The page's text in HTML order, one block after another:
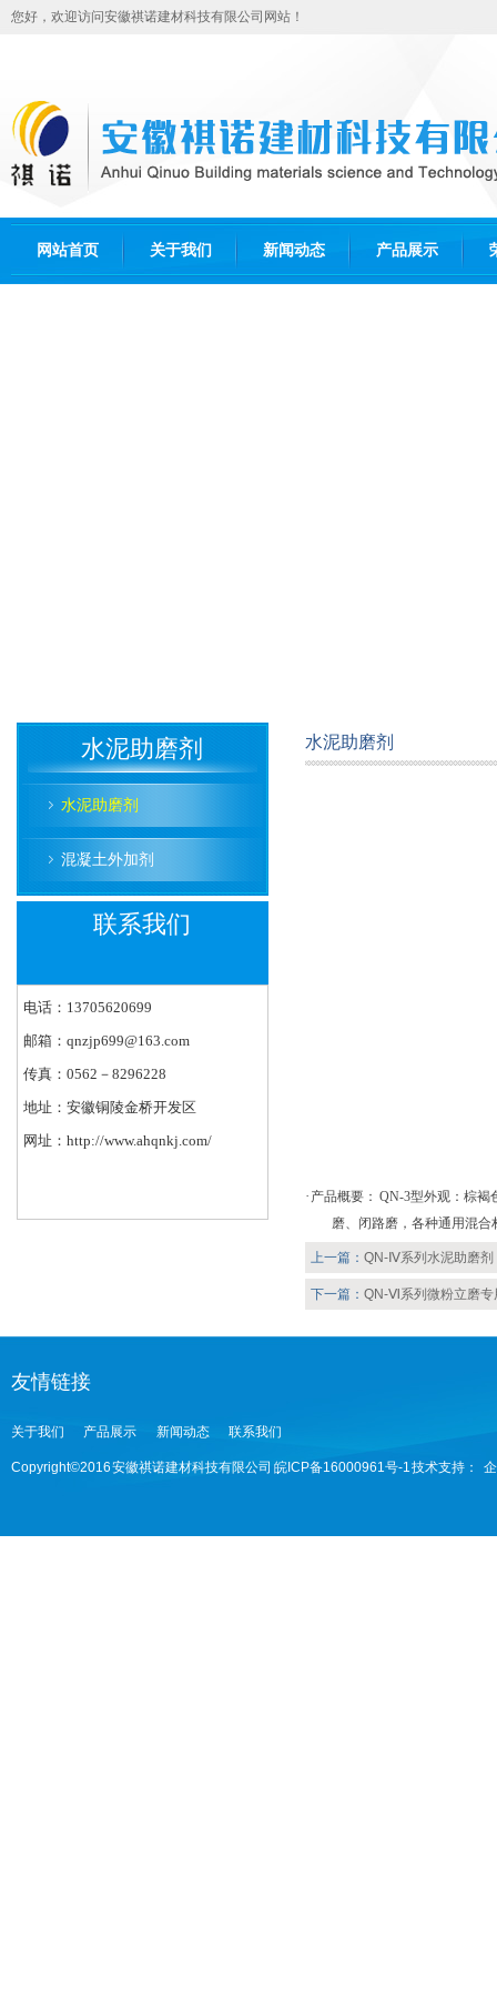
您好，欢迎访问安徽祺诺建材科技有限公司网站！
网站首页 关于我们 新闻动态 产品展示
水泥助磨剂
水泥助磨剂
混凝土外加剂
联系我们
电话：13705620699
邮箱：qnzjp699@163.com
传真：0562－8296228
地址：安徽铜陵金桥开发区
网址：http://www.ahqnkj.com/
水泥助磨剂
· 产品概要： QN-3型外观：棕褐
磨、闭路磨，各种通用混
上一篇： QN-Ⅳ系列水泥助磨剂
下一篇： QN-Ⅵ系列微粉立磨专
友情链接
关于我们 产品展示 新闻动态 联系我们
Copyright©2016 安徽祺诺建材科技有限公司 皖ICP备16000961号-1 技术支持：